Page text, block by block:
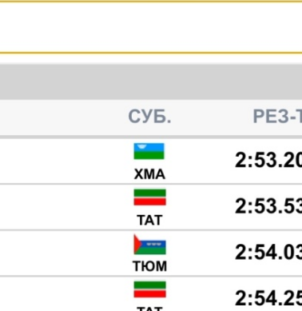
Шибекина Екатерина Алексеевна
Мастер спорта, ЦФО, Московская
область
Семяшкин
Мастер